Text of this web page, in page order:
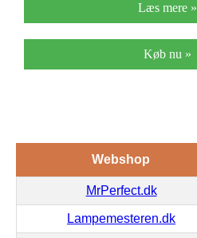
Læs mere »
Køb nu »
Webshop
MrPerfect.dk
Lampemesteren.dk